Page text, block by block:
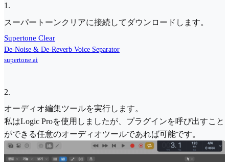
1 .
スーパートーンクリアに接続してダウンロードします。
Supertone Clear
De-Noise & De-Reverb Voice Separator
supertone.ai
2.
オーディオ編集ツールを実行します。
私はLogic Proを使用しましたが、プラグインを呼び出すこと
ができる任意のオーディオツールであれば可能です。